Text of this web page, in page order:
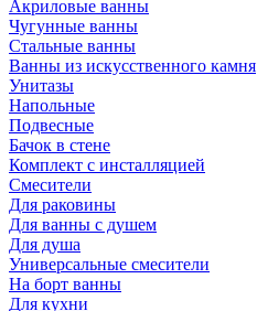
Акриловые ванны
Чугунные ванны
Стальные ванны
Ванны из искусственного камня
Унитазы
Напольные
Подвесные
Бачок в стене
Комплект с инсталляцией
Смесители
Для раковины
Для ванны с душем
Для душа
Универсальные смесители
На борт ванны
Для кухни